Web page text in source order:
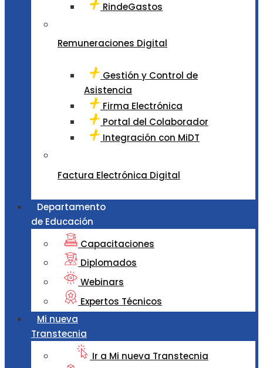
RindeGastos
Remuneraciones Digital
Gestión y Control de
Asistencia
Firma Electrónica
Portal del Colaborador
Integración con MiDT
Factura Electrónica Digital
Departamento
de Educación
Capacitaciones
Diplomados
Webinars
Expertos Técnicos
Mi nueva
Transtecnia
Ir a Mi nueva Transtecnia